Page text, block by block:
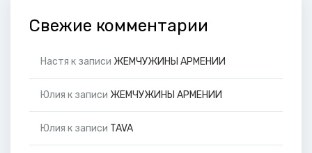
Свежие комментарии
Настя к записи ЖЕМЧУЖИНЫ АРМЕНИИ
Юлия к записи ЖЕМЧУЖИНЫ АРМЕНИИ
Юлия к записи TAVA